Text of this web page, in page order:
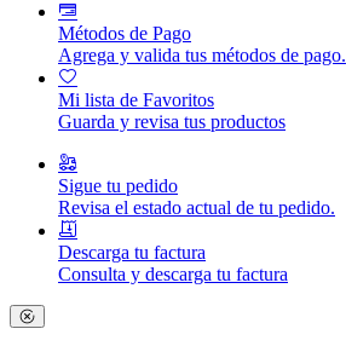
Métodos de Pago
Agrega y valida tus métodos de pago.
Mi lista de Favoritos
Guarda y revisa tus productos
Sigue tu pedido
Revisa el estado actual de tu pedido.
Descarga tu factura
Consulta y descarga tu factura